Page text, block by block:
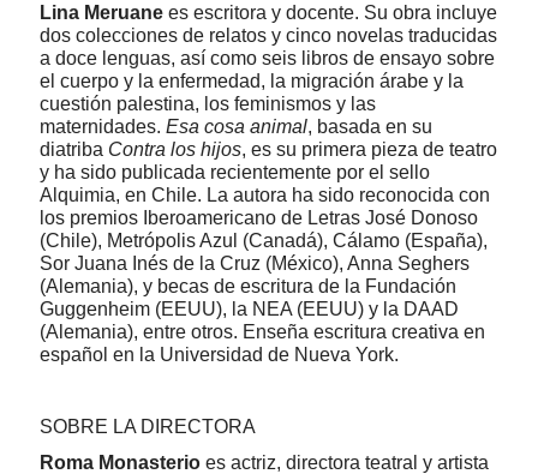
Lina Meruane es escritora y docente. Su obra incluye
dos colecciones de relatos y cinco novelas traducidas
a doce lenguas, así como seis libros de ensayo sobre
el cuerpo y la enfermedad, la migración árabe y la
cuestión palestina, los feminismos y las
maternidades. Esa cosa animal, basada en su
diatriba Contra los hijos, es su primera pieza de teatro
y ha sido publicada recientemente por el sello
Alquimia, en Chile. La autora ha sido reconocida con
los premios Iberoamericano de Letras José Donoso
(Chile), Metrópolis Azul (Canadá), Cálamo (España),
Sor Juana Inés de la Cruz (México), Anna Seghers
(Alemania), y becas de escritura de la Fundación
Guggenheim (EEUU), la NEA (EEUU) y la DAAD
(Alemania), entre otros. Enseña escritura creativa en
español en la Universidad de Nueva York.
SOBRE LA DIRECTORA
Roma Monasterio es actriz, directora teatral y artista